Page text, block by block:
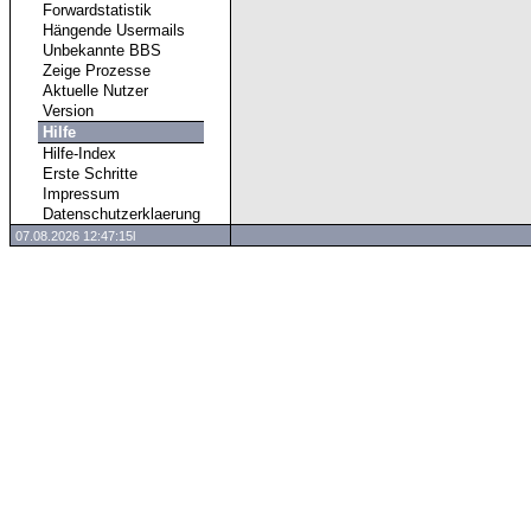
Forwardstatistik
Hängende Usermails
Unbekannte BBS
Zeige Prozesse
Aktuelle Nutzer
Version
Hilfe
Hilfe-Index
Erste Schritte
Impressum
Datenschutzerklaerung
07.08.2026 12:47:15l